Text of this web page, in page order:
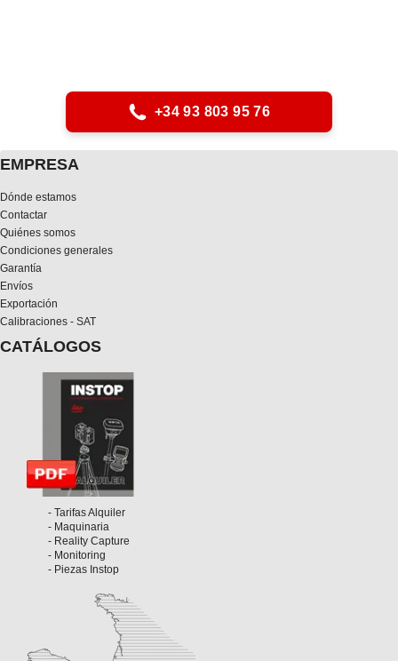
+34 93 803 95 76
EMPRESA
Dónde estamos
Contactar
Quiénes somos
Condiciones generales
Garantía
Envíos
Exportación
Calibraciones - SAT
CATÁLOGOS
- Tarifas Alquiler
- Maquinaria
- Reality Capture
- Monitoring
- Piezas Instop